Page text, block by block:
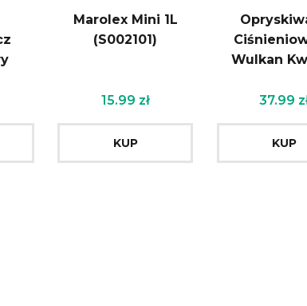
Marolex Mini 1L
(S002101)
15.99 zł
KUP
Wulkan
37.99
KUP